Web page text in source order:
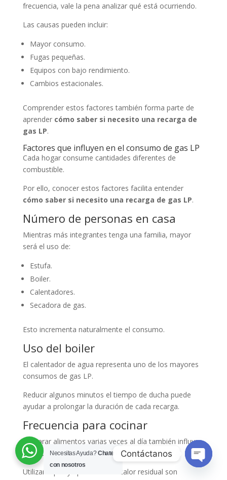
frecuencia, vale la pena analizar qué está ocurriendo.
Las causas pueden incluir:
Mayor consumo.
Fugas pequeñas.
Equipos con bajo rendimiento.
Cambios estacionales.
Comprender estos factores también forma parte de
aprender cómo saber si necesito una recarga de
gas LP.
Factores que influyen en el consumo de gas LP
Cada hogar consume cantidades diferentes de
combustible.
Por ello, conocer estos factores facilita entender
cómo saber si necesito una recarga de gas LP.
Número de personas en casa
Mientras más integrantes tenga una familia, mayor
será el uso de:
Estufa.
Boiler.
Calentadores.
Secadora de gas.
Esto incrementa naturalmente el consumo.
Uso del boiler
El calentador de agua representa uno de los mayores
consumos de gas LP.
Reducir algunos minutos el tiempo de ducha puede
ayudar a prolongar la duración de cada recarga.
Frecuencia para cocinar
Preparar alimentos varias veces al día también influye
en el consumo mensual.
Utilizar tapas y aprovechar el calor residual son
Necesitas Ayuda?Chatea
con nosotros
Contáctanos